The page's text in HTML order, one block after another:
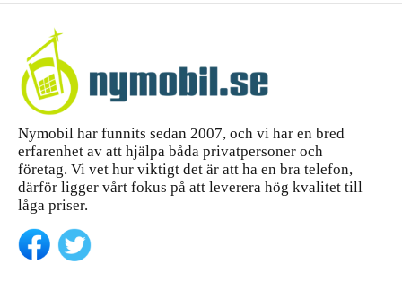
Nymobil har funnits sedan 2007, och vi har en bred
erfarenhet av att hjälpa båda privatpersoner och
företag. Vi vet hur viktigt det är att ha en bra telefon,
därför ligger vårt fokus på att leverera hög kvalitet till
låga priser.